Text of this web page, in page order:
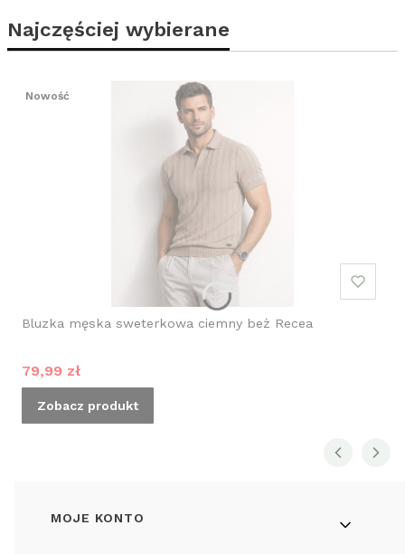
Najczęściej wybierane
Nowość
Bluzka męska sweterkowa ciemny beż Recea
Cena promocyjna
79,99 zł
Zobacz produkt
Linki w stopce
MOJE KONTO